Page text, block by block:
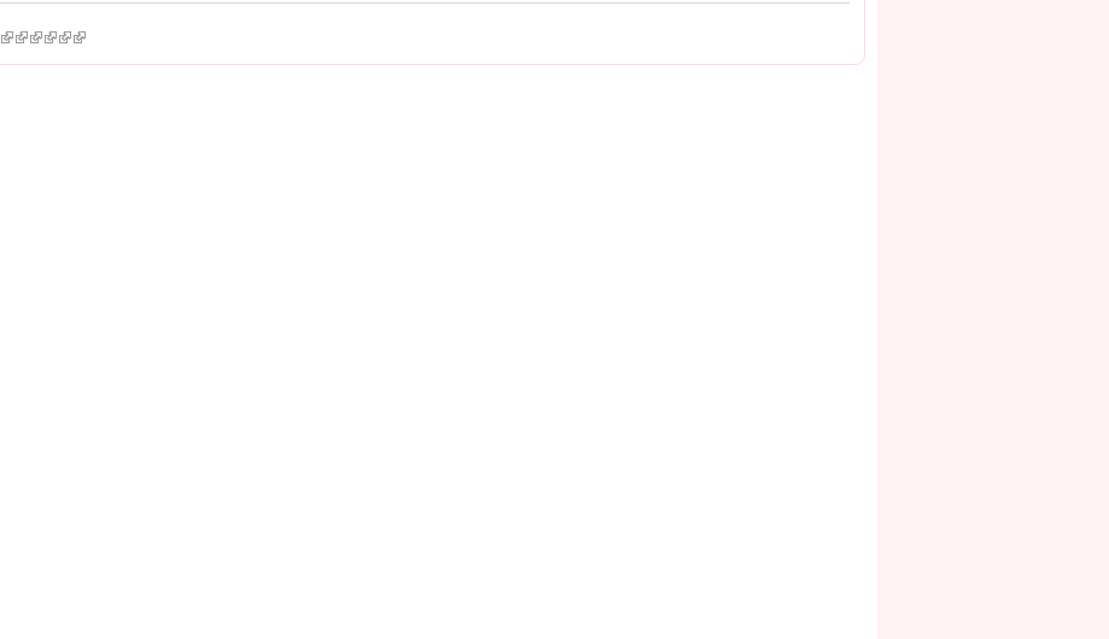
(link is external)
(link is external)
(link is external)
(link is external)
(link is external)
(link is external)